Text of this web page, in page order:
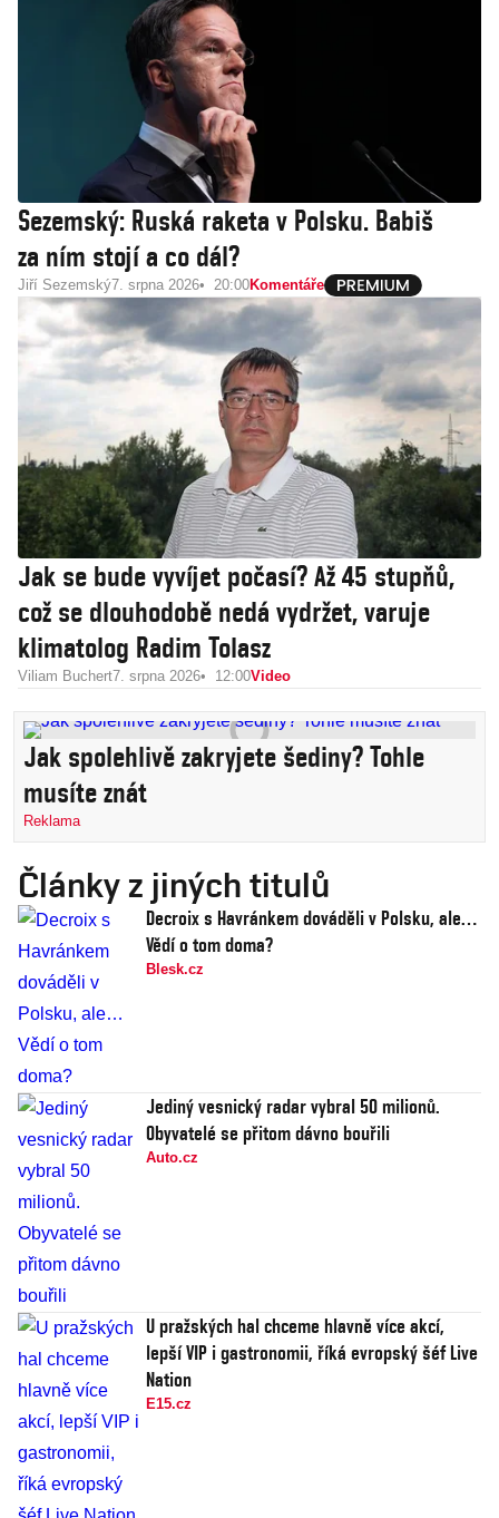
Sezemský: Ruská raketa v Polsku. Babiš
za ním stojí a co dál?
Jiří Sezemský7. srpna 2026 20:00Komentáře
Jak se bude vyvíjet počasí? Až 45 stupňů,
což se dlouhodobě nedá vydržet, varuje
klimatolog Radim Tolasz
Viliam Buchert7. srpna 2026 12:00Video
Jak spolehlivě zakryjete šediny? Tohle
musíte znát
Reklama
Články z jiných titulů
Decroix s Havránkem dováděli v Polsku, ale…
Vědí o tom doma?
Blesk.cz
Jediný vesnický radar vybral 50 milionů.
Obyvatelé se přitom dávno bouřili
Auto.cz
U pražských hal chceme hlavně více akcí,
lepší VIP i gastronomii, říká evropský šéf Live
Nation
E15.cz